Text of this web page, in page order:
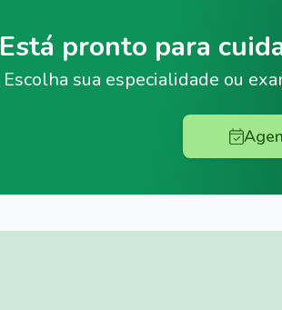
Está pronto para
Escolha sua especialidade ou